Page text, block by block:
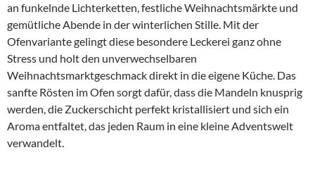
an funkelnde Lichterketten, festliche Weihnachtsmärkte und
gemütliche Abende in der winterlichen Stille. Mit der
Ofenvariante gelingt diese besondere Leckerei ganz ohne
Stress und holt den unverwechselbaren
Weihnachtsmarktgeschmack direkt in die eigene Küche. Das
sanfte Rösten im Ofen sorgt dafür, dass die Mandeln knusprig
werden, die Zuckerschicht perfekt kristallisiert und sich ein
Aroma entfaltet, das jeden Raum in eine kleine Adventswelt
verwandelt.